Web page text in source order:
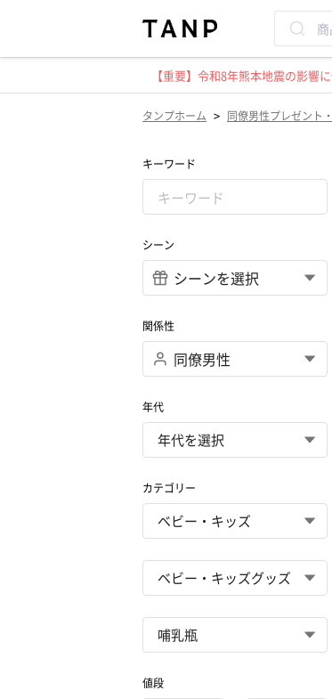
【重要】令和8年熊本地震の影響
タンプホーム > 同僚男性プレゼント
キーワード
シーン
関係性
年代
カテゴリー
値段